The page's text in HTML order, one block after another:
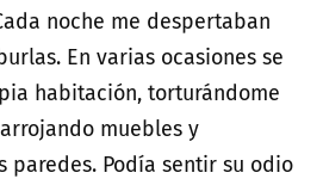
noche me despertaban
En varias ocasiones se
habitación, torturándome
muebles y
paredes. Podía sentir su odio